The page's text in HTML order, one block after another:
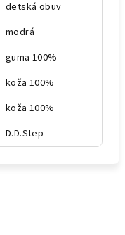
detská obuv
modrá
guma 100%
koža 100%
koža 100%
D.D.Step